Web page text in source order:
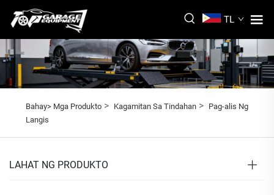
TL
Bahay> Mga Produkto> Kagamitan Sa Tindahan> Pag-alis Ng
Langis
LAHAT NG PRODUKTO